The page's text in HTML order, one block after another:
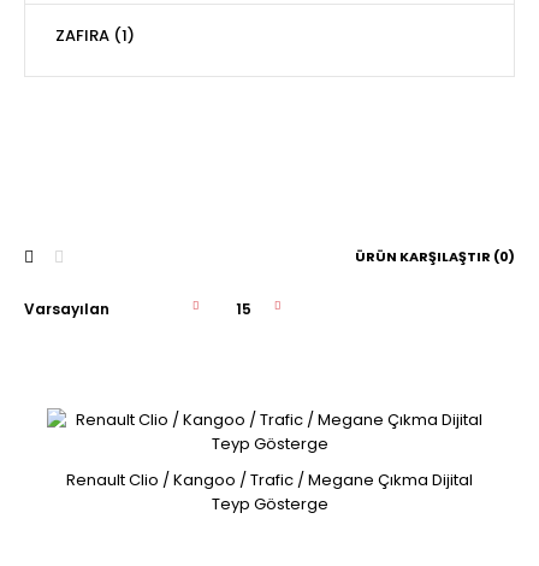
ZAFIRA (1)
ÜRÜN KARŞILAŞTIR (0)
Renault Clio / Kangoo / Trafic / Megane Çıkma Dijital
Teyp Gösterge
Renault Clio / Kangoo / Trafic / Megane Çıkma Dijital
Teyp Gösterge